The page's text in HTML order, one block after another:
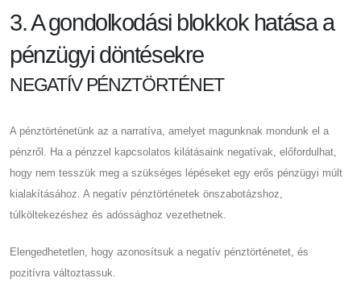
3. A gondolkodási blokkok hatása a
pénzügyi döntésekre
NEGATÍV PÉNZTÖRTÉNET
A pénztörténetünk az a narratíva, amelyet magunknak mondunk el a
pénzről. Ha a pénzzel kapcsolatos kilátásaink negatívak, előfordulhat,
hogy nem tesszük meg a szükséges lépéseket egy erős pénzügyi múlt
kialakításához. A negatív pénztörténetek önszabotázshoz,
túlköltekezéshez és adóssághoz vezethetnek.
Elengedhetetlen, hogy azonosítsuk a negatív pénztörténetet, és
pozitívra változtassuk.